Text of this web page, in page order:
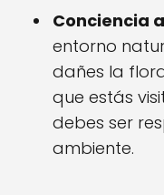
Conciencia
entorno
dañes la
que estás
debes ser
ambiente.